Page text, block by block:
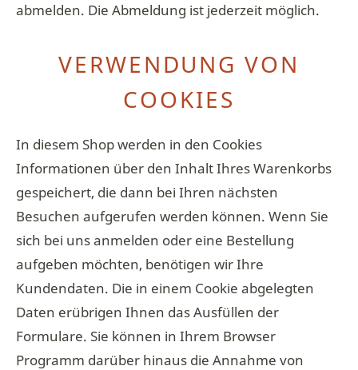
abmelden. Die Abmeldung ist jederzeit möglich.
VERWENDUNG VON
COOKIES
In diesem Shop werden in den Cookies
Informationen über den Inhalt Ihres Warenkorbs
gespeichert, die dann bei Ihren nächsten
Besuchen aufgerufen werden können. Wenn Sie
sich bei uns anmelden oder eine Bestellung
aufgeben möchten, benötigen wir Ihre
Kundendaten. Die in einem Cookie abgelegten
Daten erübrigen Ihnen das Ausfüllen der
Formulare. Sie können in Ihrem Browser
Programm darüber hinaus die Annahme von